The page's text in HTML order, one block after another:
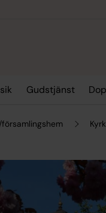
Gudstjänst